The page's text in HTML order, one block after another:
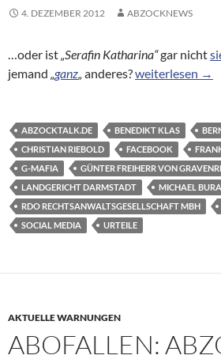
4. DEZEMBER 2012 ABZOCKNEWS
…oder ist„Serafin Katharina“gar nicht
jemand „ganz„ anderes?Katja Günther
weiterlesen →
ABZOCKTALK.DE BENEDIKT KLAS
CHRISTIAN RIEBOLD
FACEBOOK
G-MAFIA
GÜNTER FREIHERR VON
LANDGERICHT DARMSTADT
MICHAEL
RDO RECHTSANWALTSGESELLSCHAFT MBH
SOCIAL MEDIA
URTEILE
AKTUELLE WARNUNGEN
ABOFALLEN: